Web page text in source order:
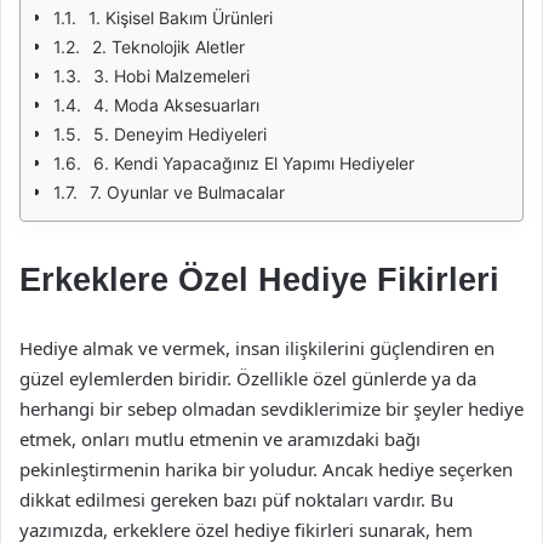
1. Kişisel Bakım Ürünleri
2. Teknolojik Aletler
3. Hobi Malzemeleri
4. Moda Aksesuarları
5. Deneyim Hediyeleri
6. Kendi Yapacağınız El Yapımı Hediyeler
7. Oyunlar ve Bulmacalar
Erkeklere Özel Hediye Fikirleri
Hediye almak ve vermek, insan ilişkilerini güçlendiren en
güzel eylemlerden biridir. Özellikle özel günlerde ya da
herhangi bir sebep olmadan sevdiklerimize bir şeyler hediye
etmek, onları mutlu etmenin ve aramızdaki bağı
pekinleştirmenin harika bir yoludur. Ancak hediye seçerken
dikkat edilmesi gereken bazı püf noktaları vardır. Bu
yazımızda, erkeklere özel hediye fikirleri sunarak, hem